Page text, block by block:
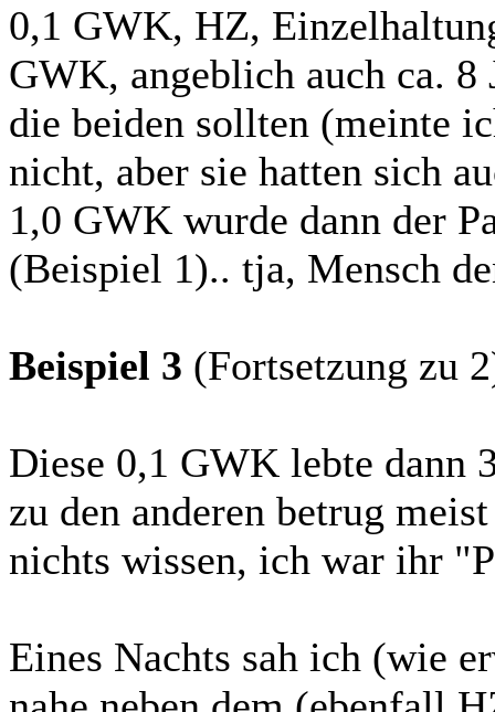
0,1 GWK, HZ,
GWK, angeblich auch ca.
die beiden sollten (meinte
nicht, aber sie hatten sich
1,0 GWK wurde dann der
(Beispiel 1).. tja, Mensch
Beispiel 3 (Fortsetzung zu
Diese 0,1 GWK lebte dann
zu den anderen betrug
nichts wissen, ich war ihr
Eines Nachts sah ich (wie